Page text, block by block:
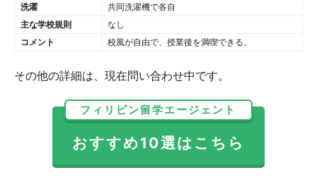
洗濯
共同洗濯機で各自
主な学校規則
なし
コメント
校風が自由で、授業後を満喫できる。
その他の詳細は、現在問い合わせ中です。
フィリピン留学エージェント
おすすめ10選はこちら